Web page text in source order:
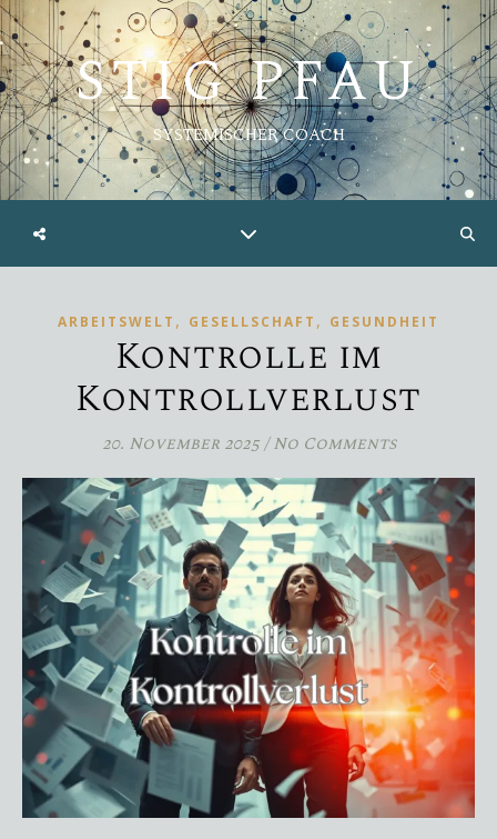
STIG PFAU
SYSTEMISCHER COACH
ARBEITSWELT , GESELLSCHAFT , GESUNDHEIT
Kontrolle im
Kontrollverlust
20. November 2025/ No Comments